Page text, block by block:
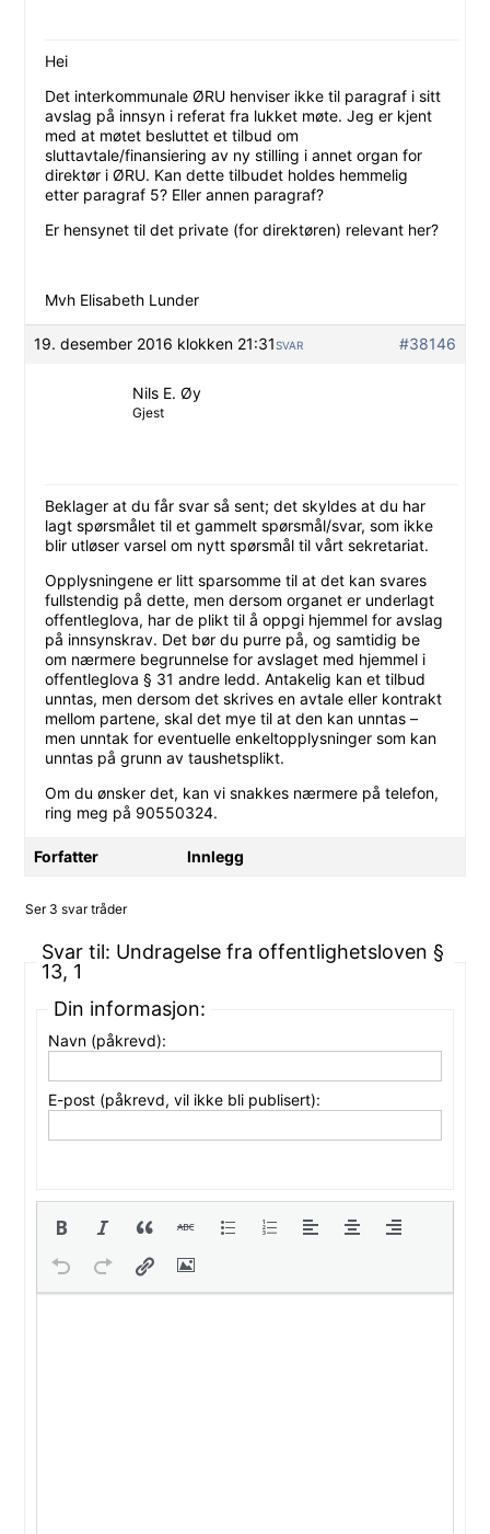
Hei
Det interkommunale ØRU henviser ikke til paragraf i sitt
avslag på innsyn i referat fra lukket møte. Jeg er kjent
med at møtet besluttet et tilbud om
sluttavtale/finansiering av ny stilling i annet organ for
direktør i ØRU. Kan dette tilbudet holdes hemmelig
etter paragraf 5? Eller annen paragraf?
Er hensynet til det private (for direktøren) relevant her?
Mvh Elisabeth Lunder
19. desember 2016 klokken 21:31 #38146
SVAR
Nils E. Øy
Gjest
Beklager at du får svar så sent; det skyldes at du har
lagt spørsmålet til et gammelt spørsmål/svar, som ikke
blir utløser varsel om nytt spørsmål til vårt sekretariat.
Opplysningene er litt sparsomme til at det kan svares
fullstendig på dette, men dersom organet er underlagt
offentleglova, har de plikt til å oppgi hjemmel for avslag
på innsynskrav. Det bør du purre på, og samtidig be
om nærmere begrunnelse for avslaget med hjemmel i
offentleglova § 31 andre ledd. Antakelig kan et tilbud
unntas, men dersom det skrives en avtale eller kontrakt
mellom partene, skal det mye til at den kan unntas –
men unntak for eventuelle enkeltopplysninger som kan
unntas på grunn av taushetsplikt.
Om du ønsker det, kan vi snakkes nærmere på telefon,
ring meg på 90550324.
Forfatter Innlegg
Ser 3 svar tråder
Svar til: Undragelse fra offentlighetsloven §
13, 1
Din informasjon:
Navn (påkrevd):
E-post (påkrevd, vil ikke bli publisert):